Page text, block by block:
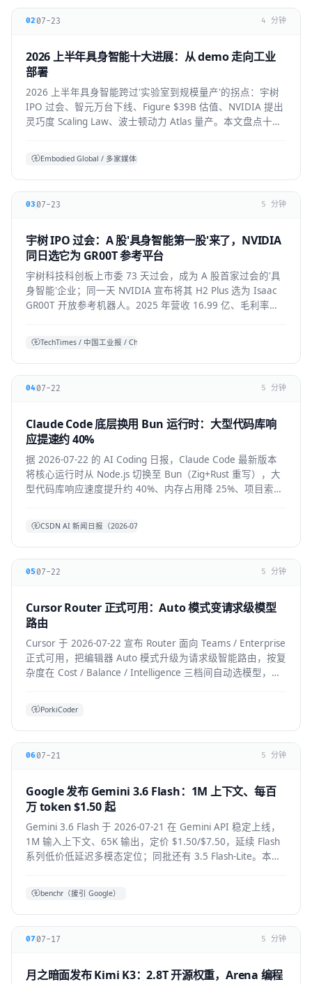
02 07-23 4 分钟
2026 上半年具身智能十大进展：从 demo 走向工业
部署
2026 上半年具身智能跨过'实验室到规模量产'的拐点：宇树
IPO 过会、智元万台下线、Figure $39B 估值、NVIDIA 提出
灵巧度 Scaling Law、波士顿动力 Atlas 量产。本文盘点十大
Embodied Global / 多家媒体综合
03 07-23 5 分钟
宇树 IPO 过会：A 股'具身智能第一股'来了，NVIDIA
同日选它为 GR00T 参考平台
宇树科技科创板上市委 73 天过会，成为 A 股首家过会的'具
身智能'企业；同一天 NVIDIA 宣布将其 H2 Plus 选为 Isaac
GR00T 开放参考机器人。2025 年营收 16.99 亿、毛利率
TechTimes / 中国工业报 / China Daily 综合
0407-22 5 分钟
Claude Code 底层换用 Bun 运行时：大型代码库响
应提速约 40%
据 2026-07-22 的 AI Coding 日报，Claude Code 最新版本
将核心运行时从 Node.js 切换至 Bun（Zig+Rust 重写），大
型代码库响应速度提升约 40%、内存占用降 25%、项目索引
CSDN AI 新闻日报（2026-07-22）
05 07-22 5 分钟
Cursor Router 正式可用：Auto 模式变请求级模型
路由
Cursor 于 2026-07-22 宣布 Router 面向 Teams / Enterprise
正式可用，把编辑器 Auto 模式升级为请求级智能路由，按复
杂度在 Cost / Balance / Intelligence 三档间自动选模型，降
PorkiCoder
0607-21 5 分钟
Google 发布 Gemini 3.6 Flash：1M 上下文、每百
万 token $1.50 起
Gemini 3.6 Flash 于 2026-07-21 在 Gemini API 稳定上线，
1M 输入上下文、65K 输出，定价 $1.50/$7.50，延续 Flash
系列低价低延迟多模态定位；同批还有 3.5 Flash-Lite。本文
benchr（援引 Google）
07 07-17 5 分钟
月之暗面发布 Kimi K3：2.8T 开源权重，Arena 编程